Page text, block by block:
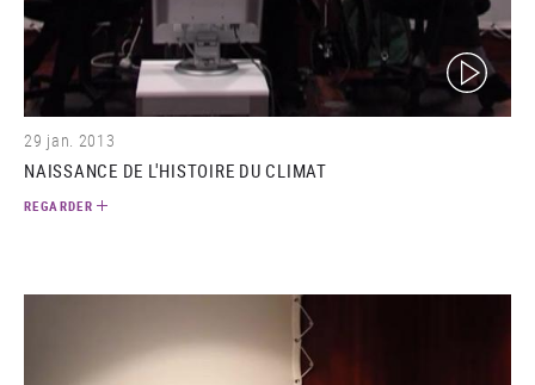
(video)
29 jan. 2013
NAISSANCE DE L'HISTOIRE DU CLIMAT
REGARDER